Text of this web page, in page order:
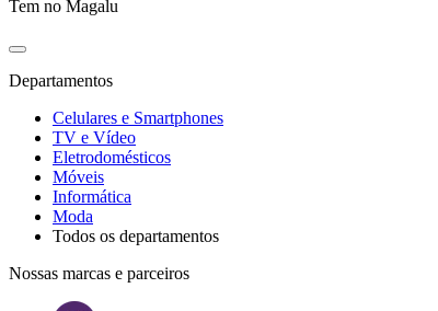
Tem no Magalu
Departamentos
Celulares e Smartphones
TV e Vídeo
Eletrodomésticos
Móveis
Informática
Moda
Todos os departamentos
Nossas marcas e parceiros